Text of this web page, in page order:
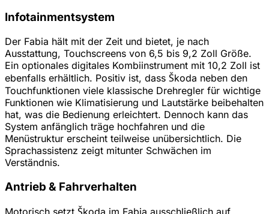
Infotainmentsystem
Der Fabia hält mit der Zeit und bietet, je nach
Ausstattung, Touchscreens von 6,5 bis 9,2 Zoll Größe.
Ein optionales digitales Kombiinstrument mit 10,2 Zoll ist
ebenfalls erhältlich. Positiv ist, dass Škoda neben den
Touchfunktionen viele klassische Drehregler für wichtige
Funktionen wie Klimatisierung und Lautstärke beibehalten
hat, was die Bedienung erleichtert. Dennoch kann das
System anfänglich träge hochfahren und die
Menüstruktur erscheint teilweise unübersichtlich. Die
Sprachassistenz zeigt mitunter Schwächen im
Verständnis.
Antrieb & Fahrverhalten
Motorisch setzt Škoda im Fabia ausschließlich auf